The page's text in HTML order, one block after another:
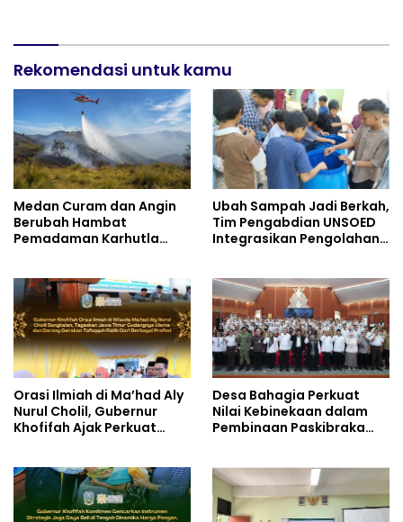
Rekomendasi untuk kamu
Medan Curam dan Angin
Berubah Hambat
Pemadaman Karhutla
Ubah Sampah Jadi Berkah,
Tim Pengabdian UNSOED
Integrasikan Pengolahan
Mutiara Hati Purwokerto
Orasi Ilmiah di Ma’had Aly
Nurul Cholil, Gubernur
Khofifah Ajak Perkuat
Desa Bahagia Perkuat
Nilai Kebinekaan dalam
Pembinaan Paskibraka